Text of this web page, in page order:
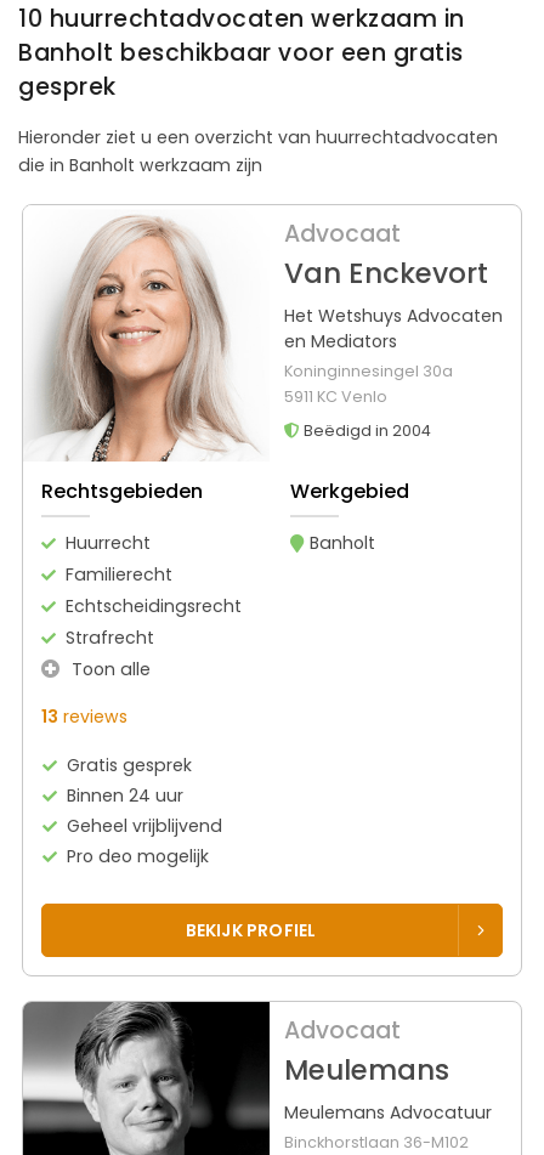
10 huurrechtadvocaten werkzaam in
Banholt beschikbaar voor een gratis
gesprek
Hieronder ziet u een overzicht van huurrechtadvocaten
die in Banholt werkzaam zijn
Advocaat
Van Enckevort
Het Wetshuys Advocaten
en Mediators
Koninginnesingel 30a
5911 KC Venlo
Beëdigd in 2004
Rechtsgebieden
Huurrecht
Familierecht
Echtscheidingsrecht
Strafrecht
Toon alle
Werkgebied
Banholt
13 reviews
Gratis gesprek
Binnen 24 uur
Geheel vrijblijvend
Pro deo mogelijk
BEKIJK PROFIEL
Advocaat
Meulemans
Meulemans Advocatuur
Binckhorstlaan 36-M102